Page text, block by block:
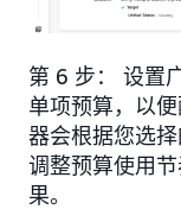
第 6 步： 设置
单项预算，以
器会根据您选
调整预算使用
果。